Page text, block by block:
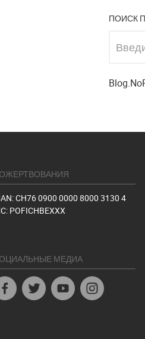
ПОИСК
CH76 0900 0000 8000 3130 4
POFICHBEXXX
МЕДИА
FacebookTwitter Youtube